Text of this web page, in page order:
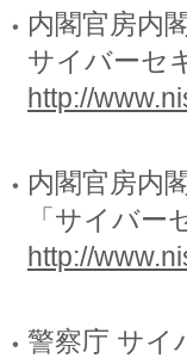
内閣官房内
サイバーセ
http://
内閣官房内
「サイバ
http://
警察庁 サイ